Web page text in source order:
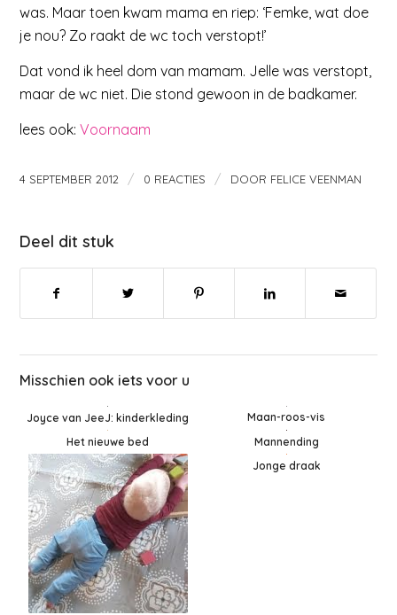
was. Maar toen kwam mama en riep: ‘Femke, wat doe
je nou? Zo raakt de wc toch verstopt!’
Dat vond ik heel dom van mamam. Jelle was verstopt,
maar de wc niet. Die stond gewoon in de badkamer.
lees ook:Voornaam
4 SEPTEMBER 2012 / 0 REACTIES / DOOR FELICE VEENMAN
Deel dit stuk
Misschien ook iets voor u
Joyce van JeeJ: kinderkleding
Maan-roos-vis
Het nieuwe bed
Mannending
Jonge draak